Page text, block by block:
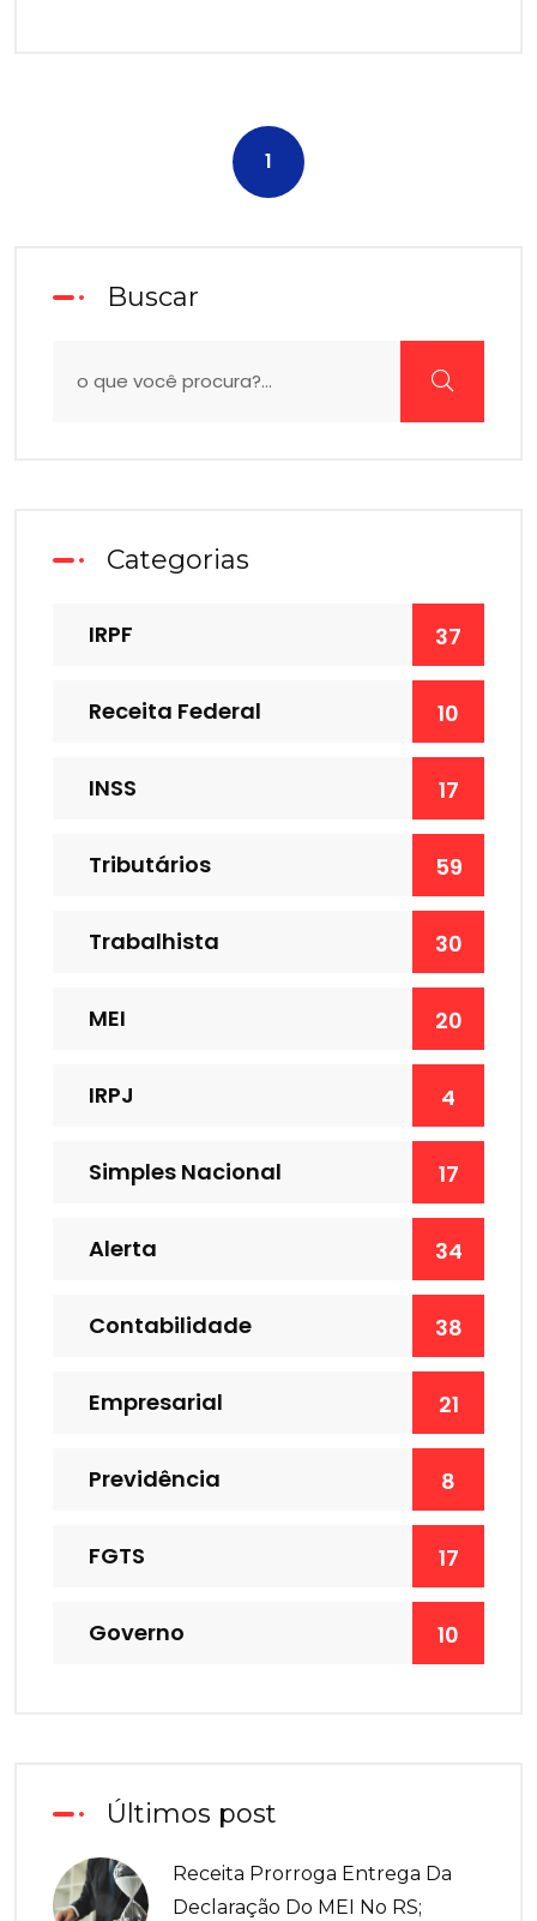
1
Buscar
Categorias
IRPF 37
Receita Federal 10
INSS 17
Tributários 59
Trabalhista 30
MEI 20
IRPJ 4
Simples Nacional 17
Alerta 34
Contabilidade 38
Empresarial 21
Previdência 8
FGTS 17
Governo 10
Últimos post
Receita Prorroga Entrega Da
Declaração Do MEI No RS;